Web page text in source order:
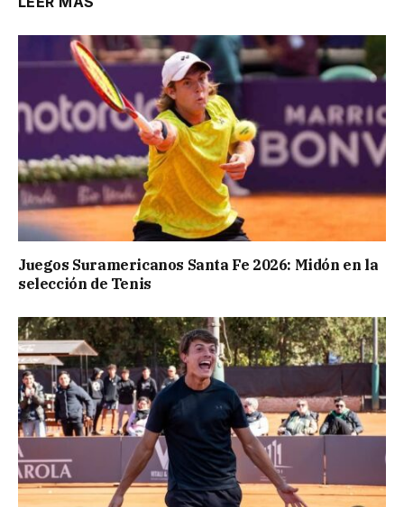
Juegos Suramericanos Santa Fe 2026: Midón en la
selección de Tenis